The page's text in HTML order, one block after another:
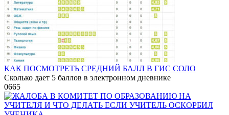
КАК ПОСМОТРЕТЬ СРЕДНИЙ БАЛЛ В ГИС СОЛО
Сколько дает 5 баллов в электронном дневнике
0665